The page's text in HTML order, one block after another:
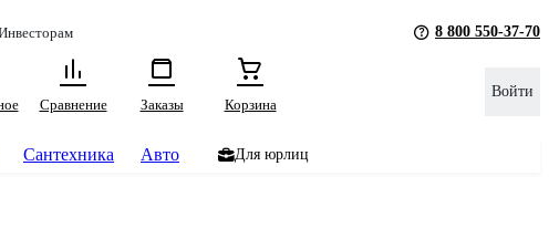
8 800 550-37-70
Сравнение Заказы Корзина
Войти
Сантехника Авто Для юрлиц